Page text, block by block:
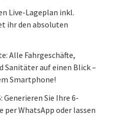
Live-Lageplan inkl.
ihr den absoluten
Alle Fahrgeschäfte,
Sanitäter auf einen Blick –
Smartphone!
Generieren Sie Ihre 6-
per WhatsApp oder lassen